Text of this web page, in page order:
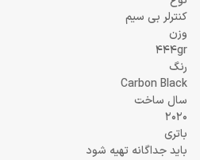
کنترلر بی سیم
وزن
444gr
رنگ
Carbon Black
سال ساخت
2020
باتری
باید جداگانه تهیه شود